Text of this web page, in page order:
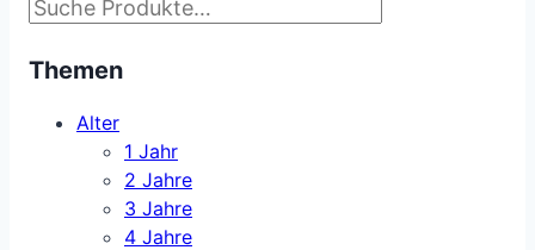
Themen
Alter
1 Jahr
2 Jahre
3 Jahre
4 Jahre